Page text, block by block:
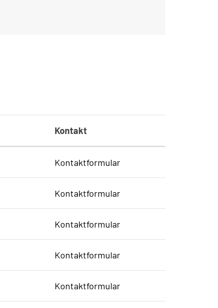
Kontakt
Kontaktformular
Kontaktformular
Kontaktformular
Kontaktformular
Kontaktformular